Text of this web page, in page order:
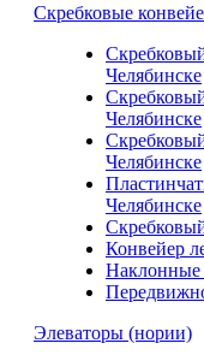
Скребковые
Челябинске
Челябинске
Челябинске
Челябинске
Конвейер
Наклонные
Элеваторы (нории)